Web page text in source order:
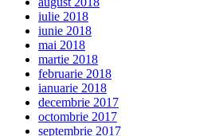
iulie 2018
iunie 2018
mai 2018
martie 2018
februarie 2018
ianuarie 2018
decembrie 2017
octombrie 2017
septembrie 2017